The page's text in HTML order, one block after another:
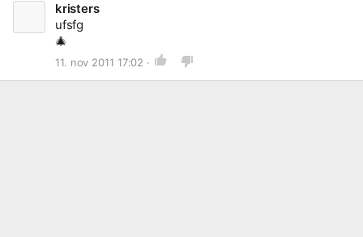
kristers
🎄
11. nov 2011 17:02 ·